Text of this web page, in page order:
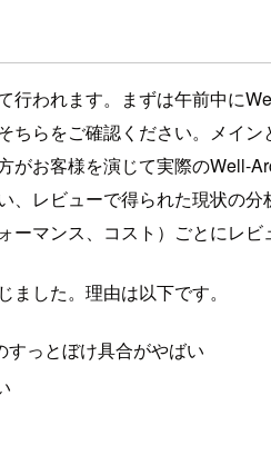
行われます。まずは午前中に
ちらをご確認ください。メイ
がお客様を演じて実際のWell-
、レビューで得られた現状の
マンス、コスト）ごとにレビ
した。理由は以下です。
っとぼけ具合がやばい